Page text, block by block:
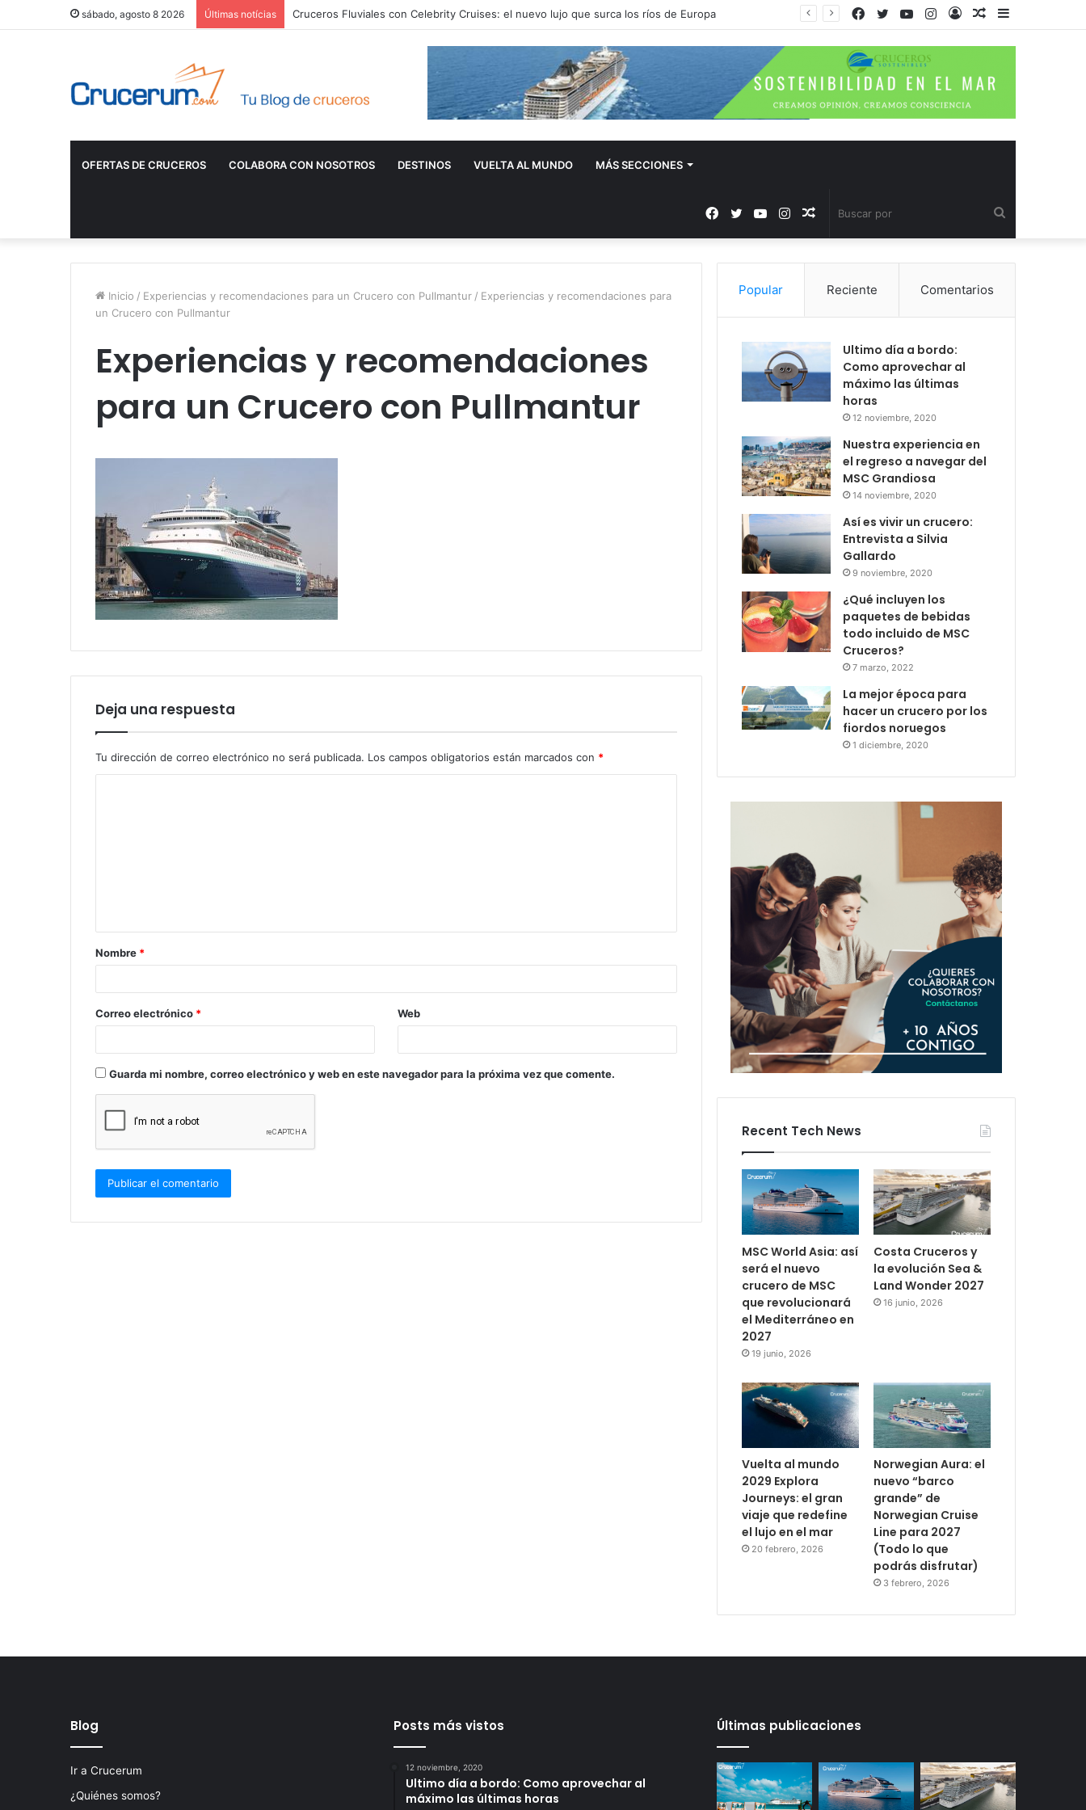
sábado, agosto 8 2026 Últimas notícias Cruceros Fluviales con Celebrity Cruises: el nuevo lujo que surca los ríos de Europa
Barra
Publicación
Acceso
Instagram
YouTube
Twitter
Facebook
OFERTAS DE CRUCEROS COLABORA CON NOSOTROS DESTINOS VUELTA AL MUNDO MÁS SECCIONES
por
Publicación
al
Instagram
YouTube
Twitter
Facebook
Inicio / Experiencias y recomendaciones para un Crucero con Pullmantur / Experiencias y recomendaciones para
un Crucero con Pullmantur
Experiencias y recomendaciones
para un Crucero con Pullmantur
Deja una respuesta
Tu dirección de correo electrónico no será publicada. Los campos obligatorios están marcados con *
a
r
*
Nombre *
Correo electrónico * Web
Guarda mi nombre, correo electrónico y web en este navegador para la próxima vez que comente.
Popular Reciente Comentarios
Ultimo día a bordo:
Como aprovechar al
máximo las últimas
horas
12 noviembre, 2020
Nuestra experiencia en
el regreso a navegar del
MSC Grandiosa
14 noviembre, 2020
Así es vivir un crucero:
Entrevista a Silvia
Gallardo
9 noviembre, 2020
¿Qué incluyen los
paquetes de bebidas
todo incluido de MSC
Cruceros?
7 marzo, 2022
La mejor época para
hacer un crucero por los
fiordos noruegos
1 diciembre, 2020
Recent Tech News
MSC World Asia: así
será el nuevo
crucero de MSC
que revolucionará
el Mediterráneo en
2027
19 junio, 2026
Costa Cruceros y
la evolución Sea &
Land Wonder 2027
16 junio, 2026
Vuelta al mundo
2029 Explora
Journeys: el gran
viaje que redefine
el lujo en el mar
20 febrero, 2026
Norwegian Aura: el
nuevo “barco
grande” de
Norwegian Cruise
Line para 2027
(Todo lo que
podrás disfrutar)
3 febrero, 2026
Blog
Ir a Crucerum
¿Quiénes somos?
Posts más vistos
12 noviembre, 2020
Ultimo día a bordo: Como aprovechar al
máximo las últimas horas
Últimas publicaciones